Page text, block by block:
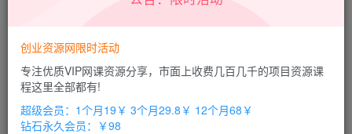
创业资源网限时活动
专注优质VIP网课资源分享，市面上收费几百几千的项目资源课
程这里全部都有!
超级会员：1个月19￥ 3个月29.8￥ 12个月68￥
钻石永久会员：￥98